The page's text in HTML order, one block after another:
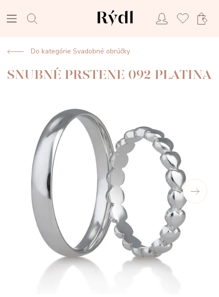
Do kategórie Svadobné obrúčky
SNUBNÉ PRSTENE 092 PLATINA